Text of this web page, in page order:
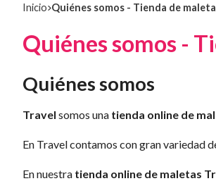
Inicio Quiénes somos - Tienda de
Quiénes somos -
Quiénes somos
Travel somos una tienda online de
En Travel contamos con gran variedad
En nuestra tienda online de maletas